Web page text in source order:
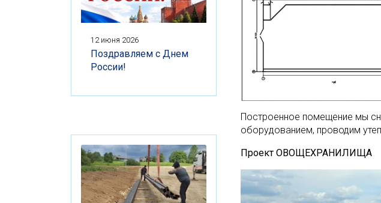
Построенное помещение мы
оборудованием, проводим
Проект ОВОЩЕХРАНИЛИЩА
12 июня 2026
Поздравляем с Днем
России!